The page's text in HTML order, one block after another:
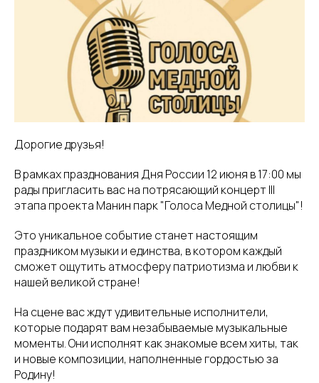
Дорогие друзья!
В рамках празднования Дня России 12 июня в 17:00 мы
рады пригласить вас на потрясающий концерт III
этапа проекта Манин парк "Голоса Медной столицы"!
Это уникальное событие станет настоящим
праздником музыки и единства, в котором каждый
сможет ощутить атмосферу патриотизма и любви к
нашей великой стране!
На сцене вас ждут удивительные исполнители,
которые подарят вам незабываемые музыкальные
моменты. Они исполнят как знакомые всем хиты, так
и новые композиции, наполненные гордостью за
Родину!